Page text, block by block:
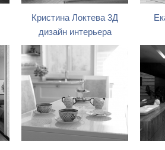
Кристина Локтева 3Д
дизайн интерьера